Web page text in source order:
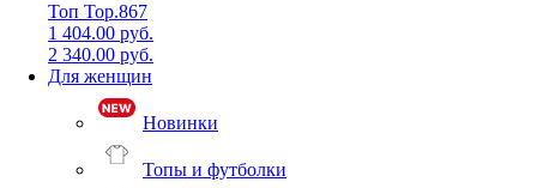
Топ Top.867
1 404.00 руб.
2 340.00 руб.
Для женщин
Новинки
Топы и футболки